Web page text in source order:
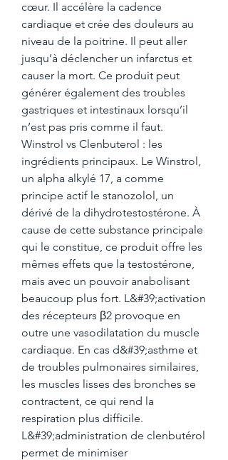
cœur. Il accélère la cadence
cardiaque et crée des douleurs au
niveau de la poitrine. Il peut aller
jusqu’à déclencher un infarctus et
causer la mort. Ce produit peut
générer également des troubles
gastriques et intestinaux lorsqu’il
n’est pas pris comme il faut.
Winstrol vs Clenbuterol : les
ingrédients principaux. Le Winstrol,
un alpha alkylé 17, a comme
principe actif le stanozolol, un
dérivé de la dihydrotestostérone. À
cause de cette substance principale
qui le constitue, ce produit offre les
mêmes effets que la testostérone,
mais avec un pouvoir anabolisant
beaucoup plus fort. L&#39;activation
des récepteurs β2 provoque en
outre une vasodilatation du muscle
cardiaque. En cas d&#39;asthme et
de troubles pulmonaires similaires,
les muscles lisses des bronches se
contractent, ce qui rend la
respiration plus difficile.
L&#39;administration de clenbutérol
permet de minimiser